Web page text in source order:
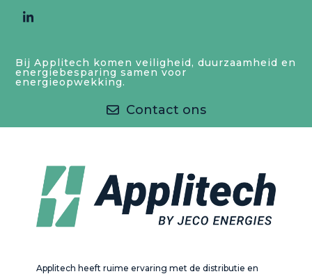
LinkedIn
Bij Applitech komen veiligheid, duurzaamheid en
energiebesparing samen voor
energieopwekking.
Contact ons
Applitech heeft ruime ervaring met de distributie en